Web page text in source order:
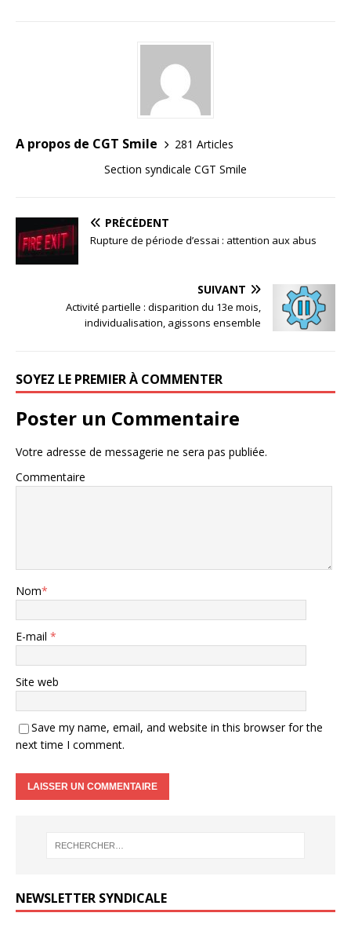
A propos de CGT Smile
281 Articles
Section syndicale CGT Smile
PRÉCÉDENT
Rupture de période d’essai : attention aux abus
SUIVANT
Activité partielle : disparition du 13e mois,
individualisation, agissons ensemble
SOYEZ LE PREMIER À COMMENTER
Poster un Commentaire
Votre adresse de messagerie ne sera pas publiée.
Commentaire
Nom*
E-mail *
Site web
Save my name, email, and website in this browser for the
next time I comment.
NEWSLETTER SYNDICALE